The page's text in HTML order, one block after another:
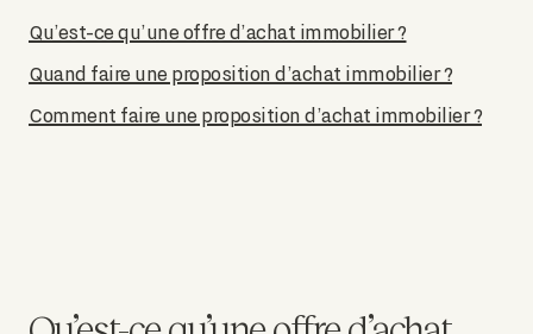
Qu’est-ce qu’une offre d’achat immobilier ?
Quand faire une proposition d’achat immobilier ?
Comment faire une proposition d’achat immobilier ?